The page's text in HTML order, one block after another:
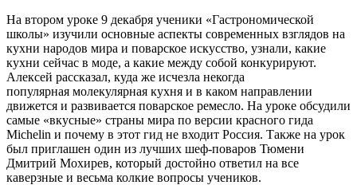
На втором уроке 9 декабря ученики «Гастрономической
школы» изучили основные аспекты современных взглядов на
кухни народов мира и поварское искусство, узнали, какие
кухни сейчас в моде, а какие между собой конкурируют.
Алексей рассказал, куда же исчезла некогда
популярная молекулярная кухня и в каком направлении
движется и развивается поварское ремесло. На уроке обсудили
самые «вкусные» страны мира по версии красного гида
Michelin и почему в этот гид не входит Россия. Также на урок
был приглашен один из лучших шеф-поваров Тюмени
Дмитрий Мохирев, который достойно ответил на все
каверзные и весьма колкие вопросы учеников.